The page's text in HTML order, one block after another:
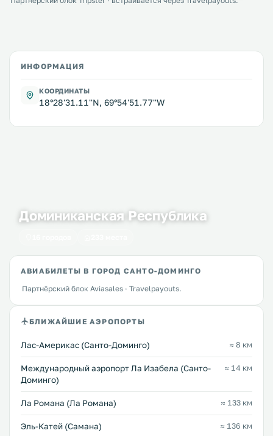
ИНФОРМАЦИЯ
КООРДИНАТЫ
18°28'31.11''N, 69°54'51.77''W
Доминиканская Республика
АВИАБИЛЕТЫ В ГОРОД САНТО-ДОМИНГО
Партнёрский блок Aviasales · Travelpayouts.
БЛИЖАЙШИЕ АЭРОПОРТЫ
Лас-Америкас (Санто-Доминго) ≈ 8 км
Международный аэропорт Ла Изабела (Санто-
Доминго)
≈ 14 км
Ла Романа (Ла Романа) ≈ 133 км
Эль-Катей (Самана) ≈ 136 км